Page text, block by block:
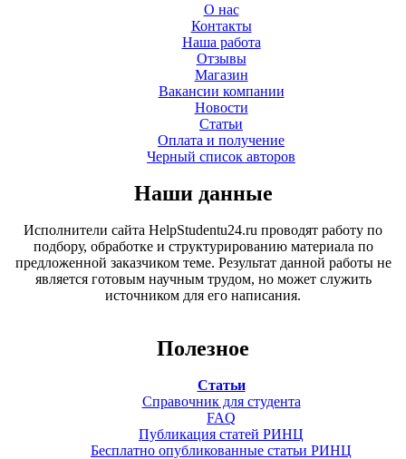
О нас
Контакты
Наша работа
Отзывы
Магазин
Вакансии компании
Новости
Статьи
Оплата и получение
Черный список авторов
Наши данные
Исполнители сайта HelpStudentu24.ru проводят работу по
подбору, обработке и структурированию материала по
предложенной заказчиком теме. Результат данной работы не
является готовым научным трудом, но может служить
источником для его написания.
Полезное
Статьи
Справочник для студента
FAQ
Публикация статей РИНЦ
Бесплатно опубликованные статьи РИНЦ